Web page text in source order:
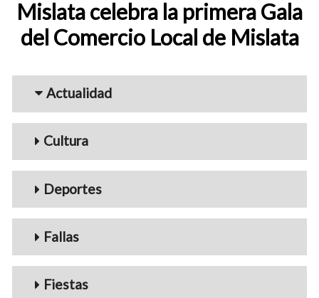
Mislata celebra la primera Gala
del Comercio Local de Mislata
Menu_Videos
Actualidad
Cultura
Deportes
Fallas
Fiestas